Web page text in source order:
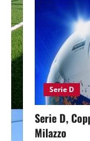
Serie D
Serie D,
Milazzo